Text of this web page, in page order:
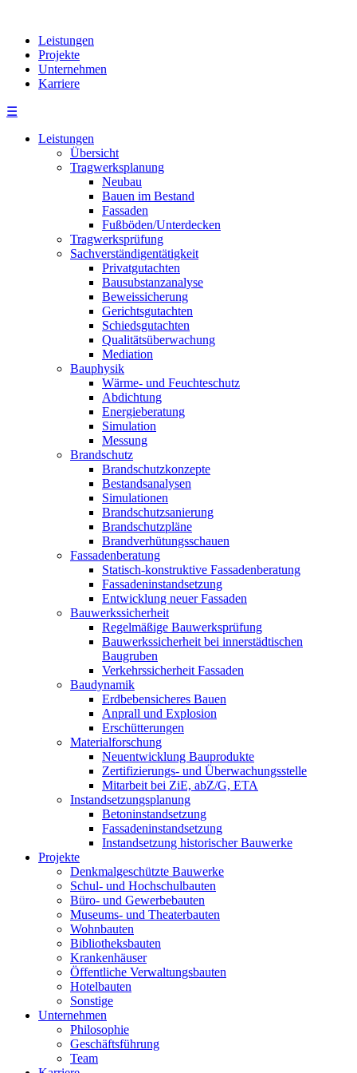
Leistungen
Projekte
Unternehmen
Karriere
☰
Leistungen
Übersicht
Tragwerksplanung
Neubau
Bauen im Bestand
Fassaden
Fußböden/Unterdecken
Tragwerksprüfung
Sachverständigentätigkeit
Privatgutachten
Bausubstanzanalyse
Beweissicherung
Gerichtsgutachten
Schiedsgutachten
Qualitätsüberwachung
Mediation
Bauphysik
Wärme- und Feuchteschutz
Abdichtung
Energieberatung
Simulation
Messung
Brandschutz
Brandschutzkonzepte
Bestandsanalysen
Simulationen
Brandschutzsanierung
Brandschutzpläne
Brandverhütungsschauen
Fassadenberatung
Statisch-konstruktive Fassadenberatung
Fassadeninstandsetzung
Entwicklung neuer Fassaden
Bauwerkssicherheit
Regelmäßige Bauwerksprüfung
Bauwerkssicherheit bei innerstädtischen
Baugruben
Verkehrssicherheit Fassaden
Baudynamik
Erdbebensicheres Bauen
Anprall und Explosion
Erschütterungen
Materialforschung
Neuentwicklung Bauprodukte
Zertifizierungs- und Überwachungsstelle
Mitarbeit bei ZiE, abZ/G, ETA
Instandsetzungsplanung
Betoninstandsetzung
Fassadeninstandsetzung
Instandsetzung historischer Bauwerke
Projekte
Denkmalgeschützte Bauwerke
Schul- und Hochschulbauten
Büro- und Gewerbebauten
Museums- und Theaterbauten
Wohnbauten
Bibliotheksbauten
Krankenhäuser
Öffentliche Verwaltungsbauten
Hotelbauten
Sonstige
Unternehmen
Philosophie
Geschäftsführung
Team